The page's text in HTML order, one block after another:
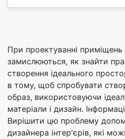
При проектуванні
замислюються, як знайти
створення ідеального
в тому, щоб спробувати
образ, використовуючи
матеріали і дизайн.
Вирішити цю проблему
дизайнера інтер'єрів, які